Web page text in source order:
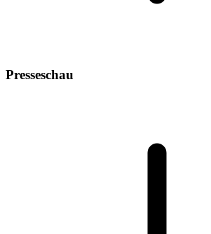
Presseschau